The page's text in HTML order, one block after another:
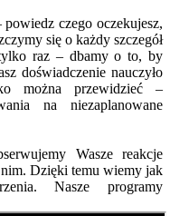
czego oczekujesz,
się o każdy szczegół
raz – dbamy o to, by
doświadczenie nauczyło
można przewidzieć –
na niezaplanowane
Wasze reakcje
Dzięki temu wiemy jak
Nasze programy